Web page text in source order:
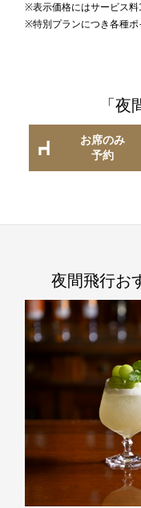
※表示価格にはサービス料
※特別プランにつき各種ポ
「夜
お席のみ
予約
夜間飛行お
以下のレストランを
連絡頂
個室やレストランご
気
レ